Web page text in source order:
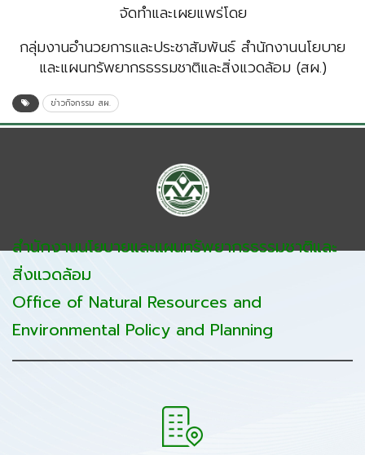
จัดทำและเผยแพร่โดย
กลุ่มงานอำนวยการและประชาสัมพันธ์ สำนักงานนโยบาย
และแผนทรัพยากรธรรมชาติและสิ่งแวดล้อม (สผ.)
ข่าวกิจกรรม สผ.
สำนักงานนโยบายและแผนทรัพยากรธรรมชาติและ
สิ่งแวดล้อม
Office of Natural Resources and
Environmental Policy and Planning